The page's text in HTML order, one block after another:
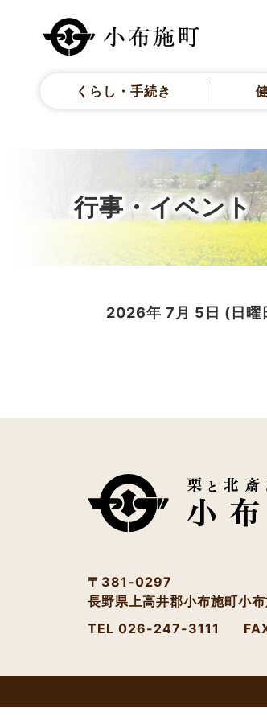
くらし・手続き
行事・イベント
2026年 7月 5日 (日曜
〒381-0297
長野県上高井郡小布施町小
TEL 026-247-3111